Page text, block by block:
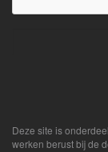
Deze site is
werken berust bij de